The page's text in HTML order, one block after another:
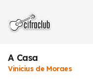
A Casa
Vinicius de Moraes